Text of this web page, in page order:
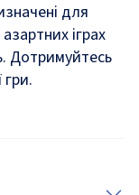
для
іграх
Дотримуйтесь
гри.